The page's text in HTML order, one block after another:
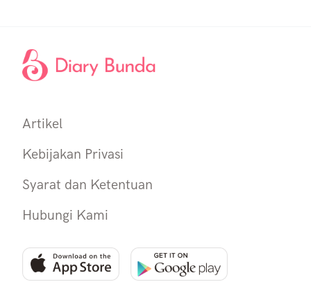
Artikel
Kebijakan Privasi
Syarat dan Ketentuan
Hubungi Kami